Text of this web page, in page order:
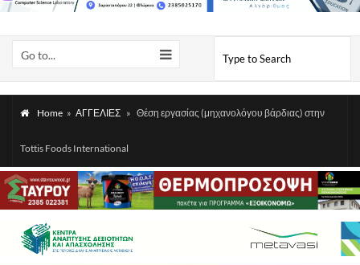
Go to...
Home » ΑΓΓΕΛΙΕΣ » Θέση εργασίας (μηχανολόγου βάρδιας) στην
Tottis Foods International